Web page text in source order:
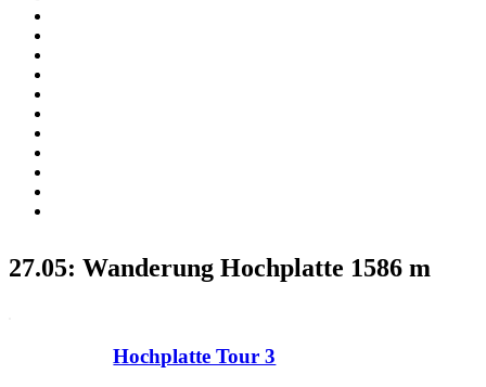
27.05: Wanderung Hochplatte 1586 m
Hochplatte Tour 3